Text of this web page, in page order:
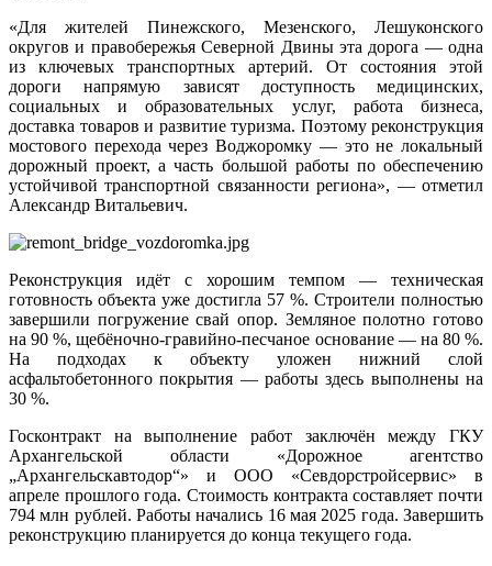
«Для жителей Пинежского, Мезенского, Лешуконского
округов и правобережья Северной Двины эта дорога — одна
из ключевых транспортных артерий. От состояния этой
дороги напрямую зависят доступность медицинских,
социальных и образовательных услуг, работа бизнеса,
доставка товаров и развитие туризма. Поэтому реконструкция
мостового перехода через Воджоромку — это не локальный
дорожный проект, а часть большой работы по обеспечению
устойчивой транспортной связанности региона», — отметил
Александр Витальевич.
Реконструкция идёт с хорошим темпом — техническая
готовность объекта уже достигла 57 %. Строители полностью
завершили погружение свай опор. Земляное полотно готово
на 90 %, щебёночно‑гравийно‑песчаное основание — на 80 %.
На подходах к объекту уложен нижний слой
асфальтобетонного покрытия — работы здесь выполнены на
30 %.
Госконтракт на выполнение работ заключён между ГКУ
Архангельской области «Дорожное агентство
„Архангельскавтодор“» и ООО «Севдорстройсервис» в
апреле прошлого года. Стоимость контракта составляет почти
794 млн рублей. Работы начались 16 мая 2025 года. Завершить
реконструкцию планируется до конца текущего года.